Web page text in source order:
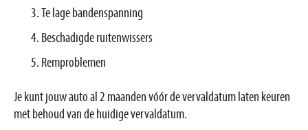
Te lage bandenspanning
Beschadigde ruitenwissers
Remproblemen
Je kunt jouw auto al 2 maanden vóór de vervaldatum laten keuren
met behoud van de huidige vervaldatum.